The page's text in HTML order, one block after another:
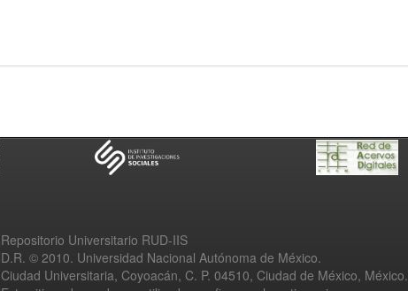
Repositorio Universitario RUD-IIS
D.R. © 2010. Universidad Nacional Autónoma de México.
Ciudad Universitaria, Coyoacán, C. P. 04510, Ciudad de México, México.